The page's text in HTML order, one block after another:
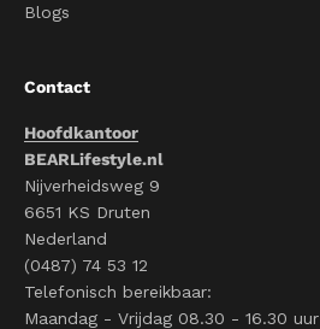
Blogs
Contact
Hoofdkantoor
BEARLifestyle.nl
Nijverheidsweg 9
6651 KS Druten
Nederland
(0487) 74 53 12
Telefonisch bereikbaar:
Maandag - Vrijdag 08.30 - 16.30 uur